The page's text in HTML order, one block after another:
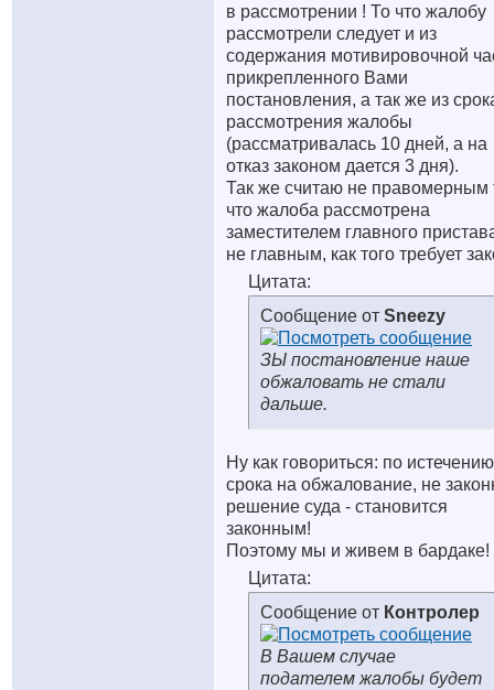
в рассмотрении ! То что жалобу
рассмотрели следует и из
содержания мотивировочной
прикрепленного Вами
постановления, а так же из
рассмотрения жалобы
(рассматривалась 10 дней, а на
отказ законом дается 3 дня).
Так же считаю не правомерным
что жалоба рассмотрена
заместителем главного
не главным, как того требует
Цитата:
Сообщение от Sneezy
ЗЫ постановление наше
обжаловать не стали
дальше.
Ну как говориться: по истечению
срока на обжалование, не
решение суда - становится
законным!
Поэтому мы и живем в бардаке!
Цитата:
Сообщение от Контролер
В Вашем случае
подателем жалобы будет